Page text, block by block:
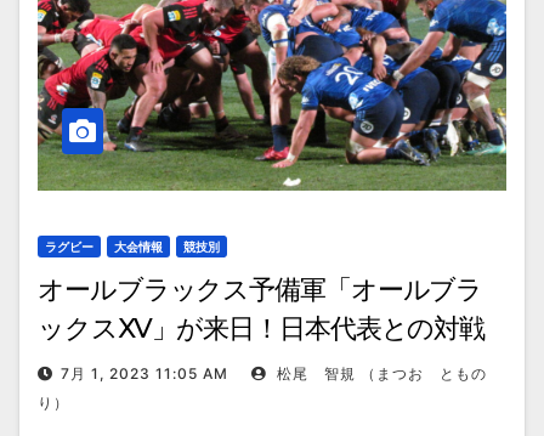
ラグビー 大会情報 競技別
オールブラックス予備軍「オールブラ
ックスXV」が来日！日本代表との対戦
をより楽しむための見どころ
7月 1, 2023 11:05 AM
松尾 智規 （まつお ともの
り）